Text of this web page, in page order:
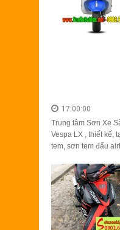
17:00:00
Trung tâm Sơn Xe
Vespa LX , thiết kế,
tem, sơn tem đấu